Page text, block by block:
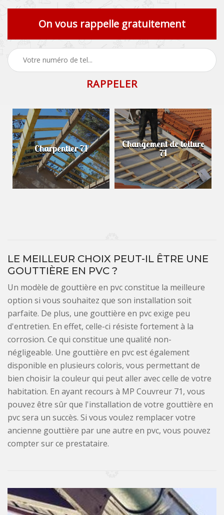
On vous rappelle gratuitement
Charpentier 71 Changement de toiture
71
LE MEILLEUR CHOIX PEUT-IL ÊTRE UNE
GOUTTIÈRE EN PVC ?
Un modèle de gouttière en pvc constitue la meilleure
option si vous souhaitez que son installation soit
parfaite. De plus, une gouttière en pvc exige peu
d'entretien. En effet, celle-ci résiste fortement à la
corrosion. Ce qui constitue une qualité non-
négligeable. Une gouttière en pvc est également
disponible en plusieurs coloris, vous permettant de
bien choisir la couleur qui peut aller avec celle de votre
habitation. En ayant recours à MP Couvreur 71, vous
pouvez être sûr que l'installation de votre gouttière en
pvc sera un succès. Si vous voulez remplacer votre
ancienne gouttière par une autre en pvc, vous pouvez
compter sur ce prestataire.